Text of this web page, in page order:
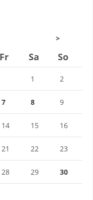
>
Fr Sa So
1 2
7 8 9
14 15 16
21 22 23
28 29 30